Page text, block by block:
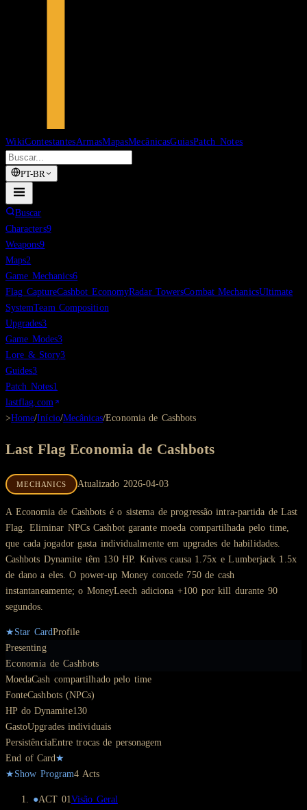
WikiContestantesArmasMapasMecânicasGuiasPatch Notes
PT-BR
Buscar
Characters9
Weapons9
Maps2
Game Mechanics6
Flag CaptureCashbot EconomyRadar TowersCombat MechanicsUltimate
SystemTeam Composition
Upgrades3
Game Modes3
Lore & Story3
Guides3
Patch Notes1
lastflag.com
>Home/Início/Mecânicas/Economia de Cashbots
Last FlagEconomia de Cashbots
MECHANICS Atualizado 2026-04-03
A Economia de Cashbots é o sistema de progressão intra-partida de Last
Flag. Eliminar NPCs Cashbot garante moeda compartilhada pelo time,
que cada jogador gasta individualmente em upgrades de habilidades.
Cashbots Dynamite têm 130 HP. Knives causa 1.75x e Lumberjack 1.5x
de dano a eles. O power-up Money concede 750 de cash
instantaneamente; o MoneyLeech adiciona +100 por kill durante 90
segundos.
★Star CardProfile
Presenting
Economia de Cashbots
MoedaCash compartilhado pelo time
FonteCashbots (NPCs)
HP do Dynamite130
GastoUpgrades individuais
PersistênciaEntre trocas de personagem
End of Card★
★Show Program4 Acts
●ACT 01Visão Geral